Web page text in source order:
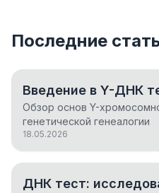
Последние
Введение в Y-ДНК
Обзор основ Y-
генетической генеалогии
18.05.2026
ДНК тест: